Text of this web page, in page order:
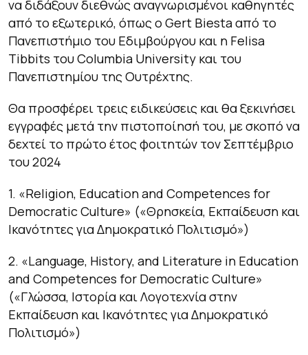
να διδάξουν διεθνώς αναγνωρισμένοι καθηγητές
από το εξωτερικό, όπως ο Gert Biesta από το
Πανεπιστήμιο του Εδιμβούργου και η Felisa
Tibbits του Columbia University και του
Πανεπιστημίου της Ουτρέχτης.
Θα προσφέρει τρεις ειδικεύσεις και θα ξεκινήσει
εγγραφές μετά την πιστοποίησή του, με σκοπό να
δεχτεί το πρώτο έτος φοιτητών τον Σεπτέμβριο
του 2024
1. «Religion, Education and Competences for
Democratic Culture» («Θρησκεία, Εκπαίδευση και
Ικανότητες για Δημοκρατικό Πολιτισμό»)
2. «Language, History, and Literature in Education
and Competences for Democratic Culture»
(«Γλώσσα, Ιστορία και Λογοτεχνία στην
Εκπαίδευση και Ικανότητες για Δημοκρατικό
Πολιτισμό»)